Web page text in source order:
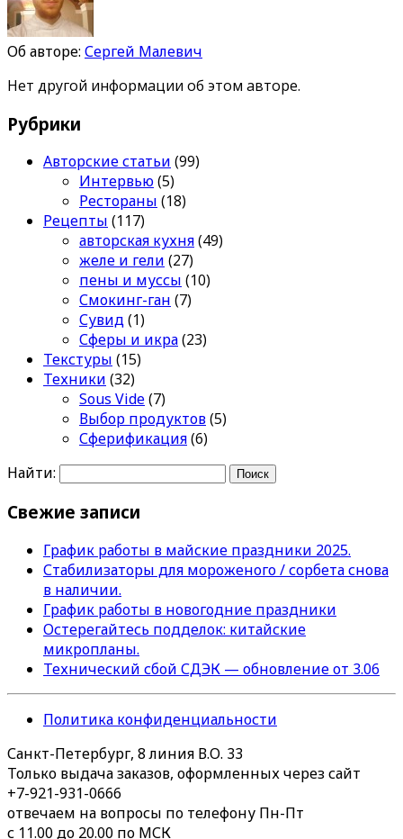
Об авторе: Сергей Малевич
Нет другой информации об этом авторе.
Рубрики
Авторские статьи (99)
Интервью(5)
Рестораны (18)
Рецепты (117)
авторская кухня(49)
желе и гели (27)
пены и муссы (10)
Смокинг-ган (7)
Сувид(1)
Сферы и икра(23)
Текстуры (15)
Техники (32)
Sous Vide(7)
Выбор продуктов(5)
Сферификация(6)
Найти:
Свежие записи
График работы в майские праздники 2025.
Стабилизаторы для мороженого / сорбета снова
в наличии.
График работы в новогодние праздники
Остерегайтесь подделок: китайские
микропланы.
Технический сбой СДЭК — обновление от 3.06
Политика конфиденциальности
Санкт-Петербург, 8 линия В.О. 33
Только выдача заказов, оформленных через сайт
+7-921-931-0666
отвечаем на вопросы по телефону Пн-Пт
с 11.00 до 20.00 по МСК